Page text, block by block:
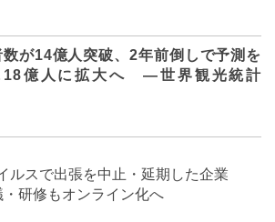
が14億人突破、2年前倒しで予測を
18億人に拡大へ ―世界観光統計
ルスで出張を中止・延期した企業
研修もオンライン化へ